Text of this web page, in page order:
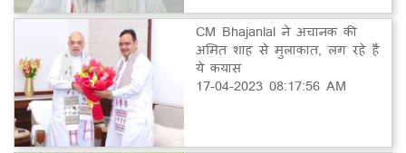
CM Bhajanlal ने अचानक की
अमित शाह से मुलाकात, लग रहे हैं
ये कयास
17-04-2023 08:17:56 AM